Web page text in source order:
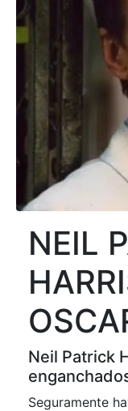
NEIL
Neil Patrick
Seguramente